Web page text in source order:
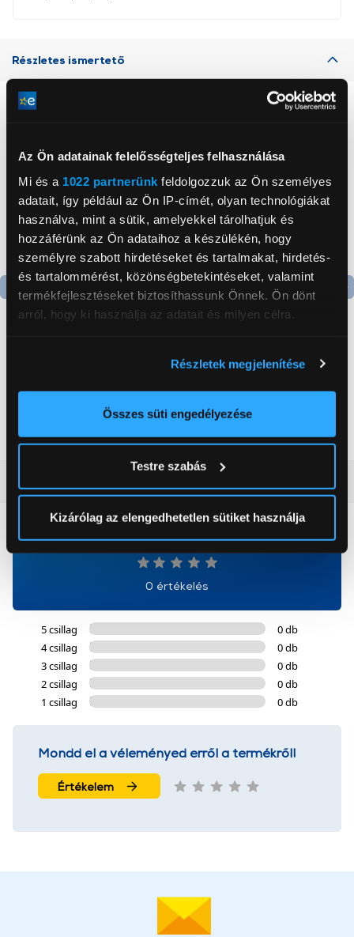
Az Ön adatainak felelősségteljes felhasználása
Mi és a 1022 partnerünk feldolgozzuk az Ön személyes
adatait, így például az Ön IP-címét, olyan technológiákat
használva, mint a sütik, amelyekkel tárolhatjuk és
hozzáférünk az Ön adataihoz a készülékén, hogy
személyre szabott hirdetéseket és tartalmakat, hirdetés-
és tartalommérést, közönségbetekintéseket, valamint
termékfejlesztéseket biztosíthassunk Önnek. Ön dönt
arról, hogy ki használja az adatait és milyen célra.
elhelyezkedéséről pár méteres pontossággal
Az Ön készülékén beazonosítása annak konkrét
módjairól és adja meg preferenciáit aRészletek
pontban. Bármikor módosíthatja vagy visszavonhatja a
Sütinyilatkozathoz való hozzájárulását.
okat használ, melyeket az Ön gépén tárol a rendszer. A
cookie-k személyazonosítására nem alkalmasak,
használatával Ön elfogadja a cookie-k használatát.
További információk:ÁSZFésAdatvédelem
Részletek megjelenítése
Összes süti engedélyezése
Testre szabás
Kizárólag az elengedhetetlen sütiket használja
Részletes ismertető
Termék adatlap Termék adatlap
Gorenje N619EAXL4
kombinált hűtőszekrény
179 999 Ft
0
0 értékelés
5 csillag
0 db
4 csillag
0 db
3 csillag
0 db
2 csillag
0 db
1 csillag
0 db
Mondd el a véleményed erről a termékről!
Értékelem